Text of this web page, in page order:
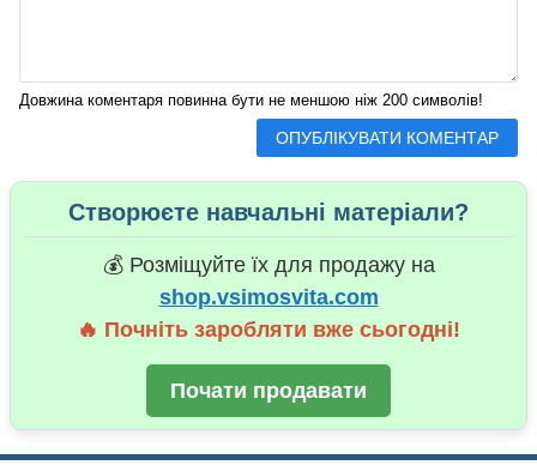
Довжина коментаря повинна бути не меншою ніж 200 символів!
Створюєте навчальні матеріали?
💰 Розміщуйте їх для продажу на
shop.vsimosvita.com
🔥 Почніть заробляти вже сьогодні!
Почати продавати